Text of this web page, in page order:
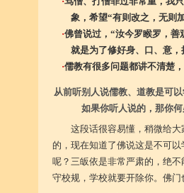
象，希望“有则改之，无则加
·佛曾说过，“汝今罗睺罗，善
就是为了修好身、口、意，
·儒教有很多问题都讲不清楚
从前听别人说儒教、道教是可
如果你听人说的，那你
这段话很容易懂，稍微给
的，现在知道了佛说这是不可
呢？三皈依是非常严肃的，绝
守校规，学校就要开除你。佛